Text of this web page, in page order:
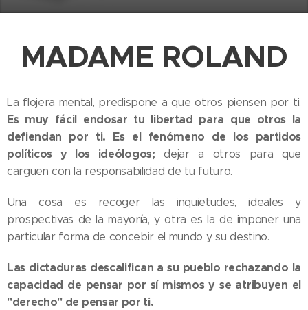
MADAME ROLAND
La flojera mental, predispone a que otros piensen por ti.
Es muy fácil endosar tu libertad para que otros la
defiendan por ti. Es el fenómeno de los partidos
políticos y los ideólogos; dejar a otros para que
carguen con la responsabilidad de tu futuro.
Una cosa es recoger las inquietudes, ideales y
prospectivas de la mayoría, y otra es la de imponer una
particular forma de concebir el mundo y su destino.
Las dictaduras descalifican a su pueblo rechazando la
capacidad de pensar por sí mismos y se atribuyen el
"derecho" de pensar por ti.